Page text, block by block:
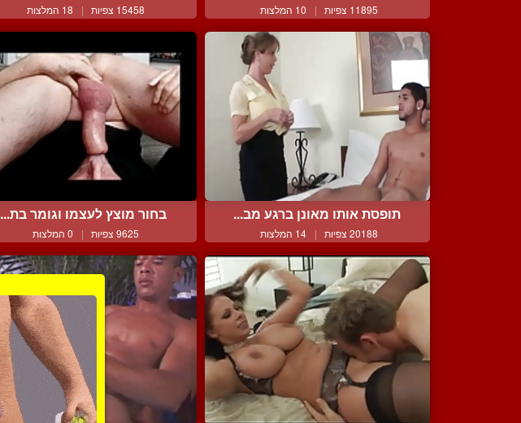
11895 צפיות | 10 המלצות 15458 צפיות | 18 המלצות
תופסת אותו מאונן ברגע מב...
20188 צפיות | 14 המלצות
בחור מוצץ לעצמו וגומר בת...
9625 צפיות | 0 המלצות